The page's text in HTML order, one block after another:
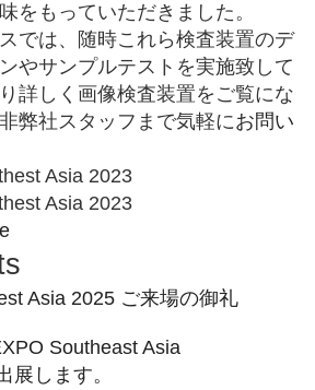
をもっていただきました。
では、随時これら検査装置のデ
やサンプルテストを実施致して
詳しく画像検査装置をご覧にな
弊社スタッフまで気軽にお問い
Asia 2025 ご来場の御礼
Southeast Asia
展します。